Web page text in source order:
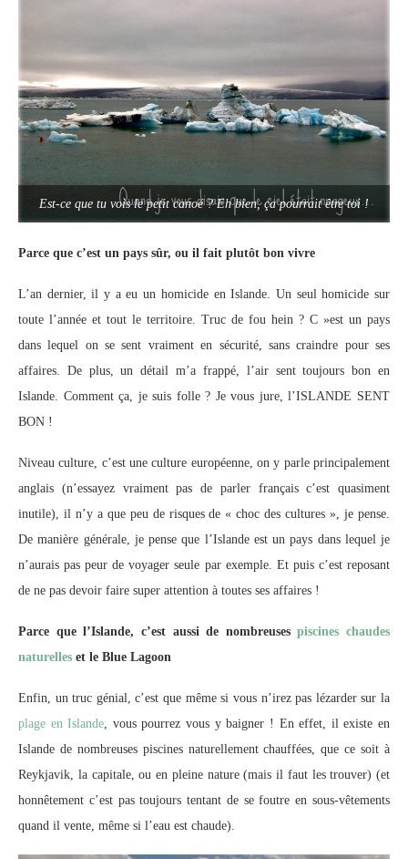
Est-ce que tu vois le petit canoé ? Eh bien, ça pourrait être toi !
Parce que c’est un pays sûr, ou il fait plutôt bon vivre
L’an dernier, il y a eu un homicide en Islande. Un seul homicide sur
toute l’année et tout le territoire. Truc de fou hein ? C »est un pays
dans lequel on se sent vraiment en sécurité, sans craindre pour ses
affaires. De plus, un détail m’a frappé, l’air sent toujours bon en
Islande. Comment ça, je suis folle ? Je vous jure, l’ISLANDE SENT
BON !
Niveau culture, c’est une culture européenne, on y parle principalement
anglais (n’essayez vraiment pas de parler français c’est quasiment
inutile), il n’y a que peu de risques de « choc des cultures », je pense.
De manière générale, je pense que l’Islande est un pays dans lequel je
n’aurais pas peur de voyager seule par exemple. Et puis c’est reposant
de ne pas devoir faire super attention à toutes ses affaires !
Parce que l’Islande, c’est aussi de nombreusespiscines chaudes
naturelles et le Blue Lagoon
Enfin, un truc génial, c’est que même si vous n’irez pas lézarder sur la
plage en Islande , vous pourrez vous y baigner ! En effet, il existe en
Islande de nombreuses piscines naturellement chauffées, que ce soit à
Reykjavik, la capitale, ou en pleine nature (mais il faut les trouver) (et
honnêtement c’est pas toujours tentant de se foutre en sous-vêtements
quand il vente, même si l’eau est chaude).